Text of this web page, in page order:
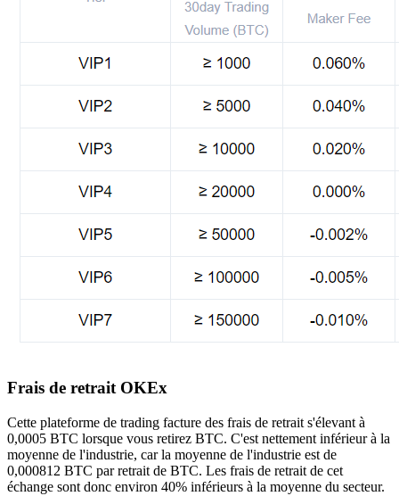
Frais de retrait OKEx
Cette plateforme de trading facture des frais de retrait s'élevant à
0,0005 BTC lorsque vous retirez BTC. C'est nettement inférieur à la
moyenne de l'industrie, car la moyenne de l'industrie est de
0,000812 BTC par retrait de BTC. Les frais de retrait de cet
échange sont donc environ 40% inférieurs à la moyenne du secteur.